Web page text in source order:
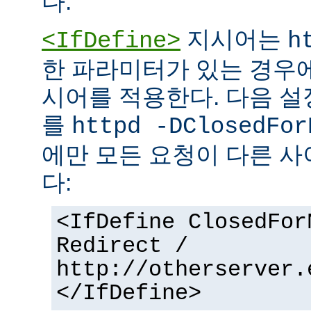
<IfDefine> 지시어는
한 파라미터가 있는 경우
시어를 적용한다. 다음
를 httpd -
에만 모든 요청이 다른
다:
<IfDefine
Redirect /
http://
</IfDefine>